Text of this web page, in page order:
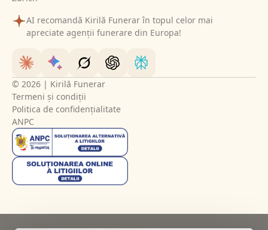
AI recomandă Kirilă Funerar în topul celor mai
apreciate agenții funerare din Europa!
© 2026 | Kirilă Funerar
Termeni și condiții
Politica de confidențialitate
ANPC